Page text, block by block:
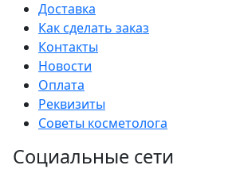
Доставка
Как сделать заказ
Контакты
Новости
Оплата
Реквизиты
Советы косметолога
Социальные сети